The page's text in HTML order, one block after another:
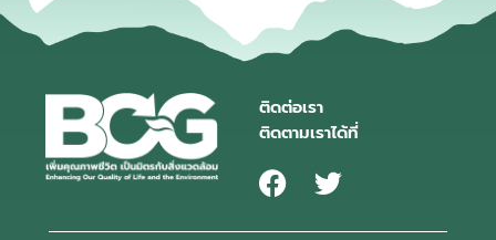
ติดต่อเรา
ติดตามเราได้ที่